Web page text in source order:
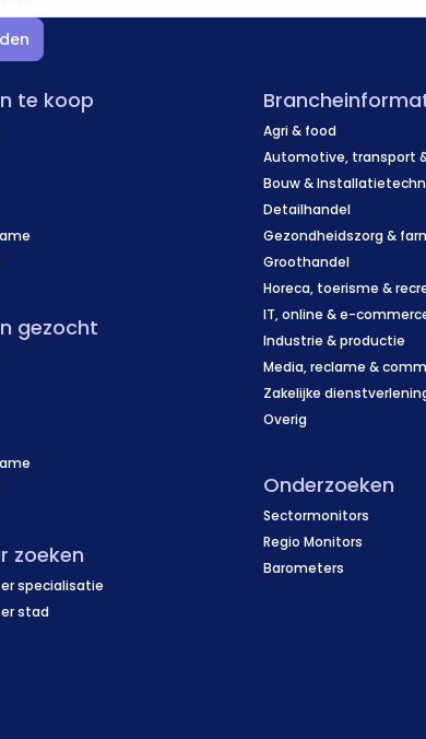
te koop
gezocht
zoeken
specialisatie
stad
Agri & food
Automotive, transport
Bouw &
Detailhandel
Gezondheidszorg &
Groothandel
Horeca, toerisme &
IT, online & e-
Industrie & productie
Media, reclame &
Zakelijke
Overig
Onderzoeken
Sectormonitors
Regio Monitors
Barometers